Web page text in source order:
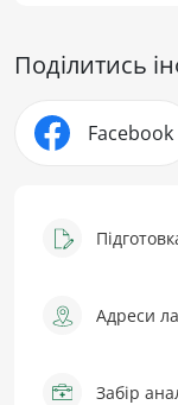
Поділитись
Facebook
Адреси
Забір